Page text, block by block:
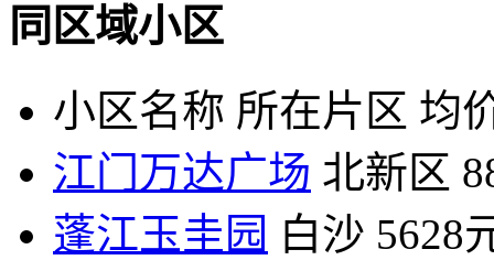
同区域小区
小区名称 所在片区 均
江门万达广场 北新区
蓬江玉圭园 白沙 5628